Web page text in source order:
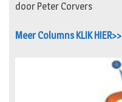
door Peter Corvers
Meer Columns KLIK HIER>>